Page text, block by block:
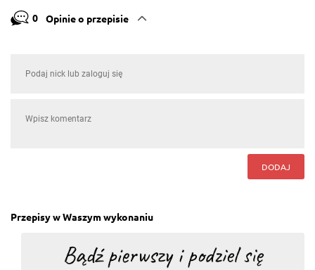
0 Opinie o przepisie
DODAJ
Przepisy w Waszym wykonaniu